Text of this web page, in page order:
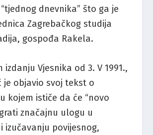
dnevnika” što ga je
Zagrebačkog studija
gospođa Rakela.
izdanju Vjesnika od 3. V 1991.,
je objavio svoj tekst o
kojem ističe da će “novo
značajnu ulogu u
izučavanju povijesnog,